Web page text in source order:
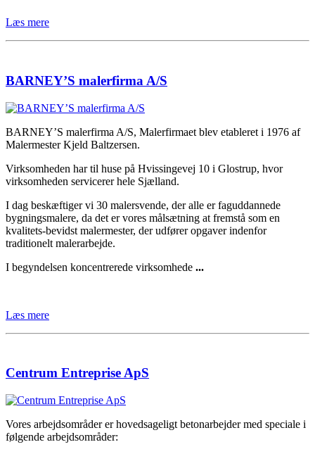
Læs mere
BARNEY’S malerfirma A/S
BARNEY’S malerfirma A/S, Malerfirmaet blev etableret i 1976 af
Malermester Kjeld Baltzersen.
Virksomheden har til huse på Hvissingevej 10 i Glostrup, hvor
virksomheden servicerer hele Sjælland.
I dag beskæftiger vi 30 malersvende, der alle er faguddannede
bygningsmalere, da det er vores målsætning at fremstå som en
kvalitets-bevidst malermester, der udfører opgaver indenfor
traditionelt malerarbejde.
I begyndelsen koncentrerede virksomhede ...
Læs mere
Centrum Entreprise ApS
Vores arbejdsområder er hovedsageligt betonarbejder med speciale i
følgende arbejdsområder: